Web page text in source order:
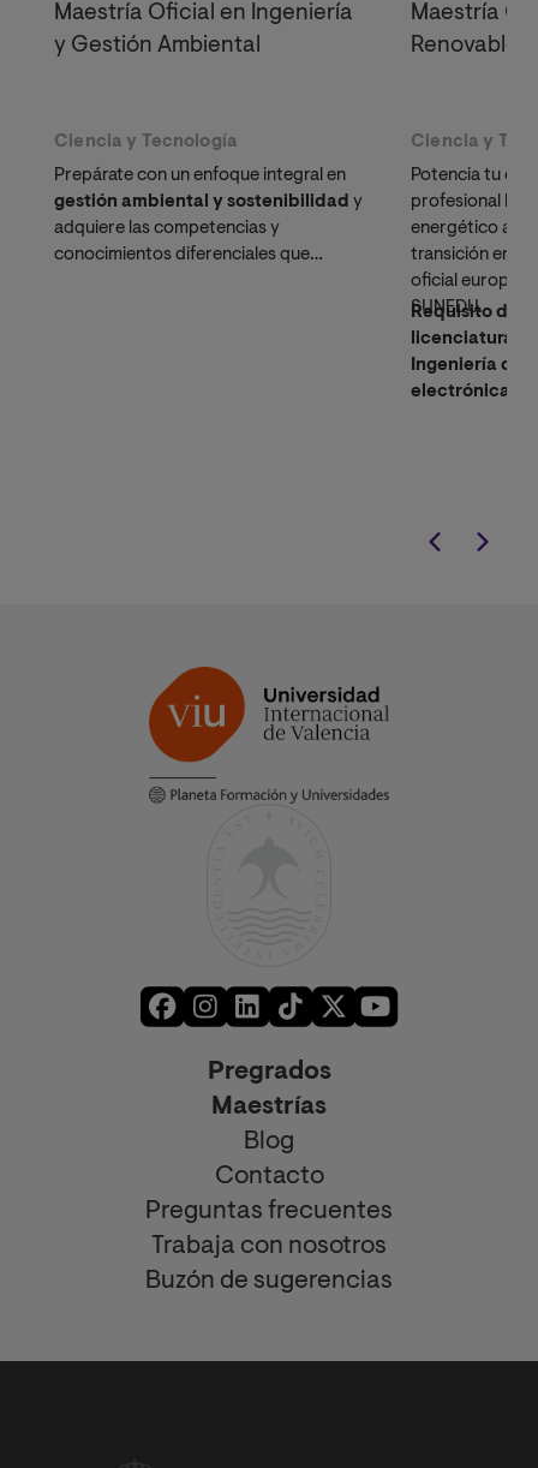
Maestría Oficial en Ingeniería
y Gestión Ambiental
Ciencia y Tecnología
Prepárate con un enfoque integral en
gestión ambiental y sostenibilidad y
adquiere las competencias y
conocimientos diferenciales que
Maestría
Renovables
Ciencia y
Potencia tu
profesional
energético a
transición
oficial europeo
SUNEDU.
Requisito de
licenciatura o
Ingeniería de
electrónica,
Pregrados
Maestrías
Blog
Contacto
Preguntas frecuentes
Trabaja con nosotros
Buzón de sugerencias